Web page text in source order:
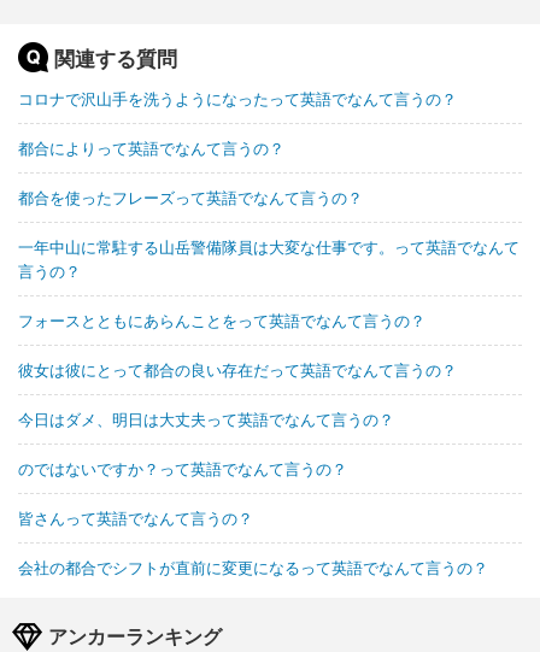
関連する質問
コロナで沢山手を洗うようになったって英語でなんて言うの？
都合によりって英語でなんて言うの？
都合を使ったフレーズって英語でなんて言うの？
一年中山に常駐する山岳警備隊員は大変な仕事です。って英語でなんて
言うの？
フォースとともにあらんことをって英語でなんて言うの？
彼女は彼にとって都合の良い存在だって英語でなんて言うの？
今日はダメ、明日は大丈夫って英語でなんて言うの？
のではないですか？って英語でなんて言うの？
皆さんって英語でなんて言うの？
会社の都合でシフトが直前に変更になるって英語でなんて言うの？
アンカーランキング